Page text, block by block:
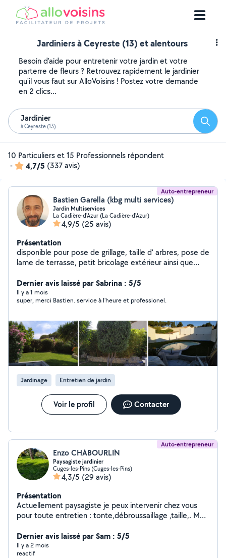
Jardiniers à Ceyreste (13) et alentours
Besoin d'aide pour entretenir votre jardin et votre
parterre de fleurs ? Retrouvez rapidement le jardinier
qu'il vous faut sur AlloVoisins ! Postez votre demande
en 2 clics...
Jardinier
à Ceyreste (13)
10 Particuliers et 15 Professionnels répondent
-
4,7/5 (337 avis)
Auto-entrepreneur
Bastien Garella (kbg multi services)
Jardin Multiservices
La Cadière-d'Azur (La Cadière-d'Azur)
4,9/5 (25 avis)
Présentation
disponible pour pose de grillage, taille d' arbres, pose de
lame de terrasse, petit bricolage extérieur ainsi que
montage de meuble, pose de rembarde, peinture, pose
de carrelage, petit travaux électrique, nettoyage int/ext
et déménagement
Dernier avis laissé par Sabrina : 5/5
Il y a 1 mois
super, merci Bastien. service à l’heure et professionel.
Jardinage Entretien de jardin
Voir le profil Contacter
Auto-entrepreneur
Enzo CHABOURLIN
Paysagiste jardinier
Cuges-les-Pins (Cuges-les-Pins)
4,3/5 (29 avis)
Présentation
Actuellement paysagiste je peux intervenir chez vous
pour toute entretien : tonte,débroussaillage ,taille,. Mais
réalisation massif,... N'hésitez pas à me contacter quand
vous voulez.
Dernier avis laissé par Sam : 5/5
Il y a 2 mois
reactif